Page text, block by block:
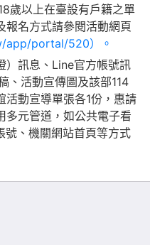
歲以上在臺設有戶籍之單
報名方式請參閱活動網頁
app/portal/520）。
）訊息、Line官方帳號訊
、活動宣傳圖及該部114
活動宣導單張各1份，惠請
多元管道，如公共電子看
號、機關網站首頁等方式